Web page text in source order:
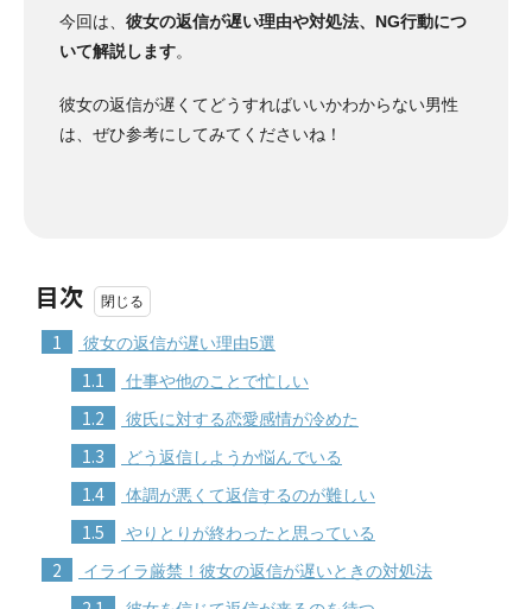
今回は、 彼女の返信が遅い理由や対処法、NG行動につ
いて解説します。
彼女の返信が遅くてどうすればいいかわからない男性
は、ぜひ参考にしてみてくださいね！
目次
1 彼女の返信が遅い理由5選
1.1 仕事や他のことで忙しい
1.2 彼氏に対する恋愛感情が冷めた
1.3 どう返信しようか悩んでいる
1.4 体調が悪くて返信するのが難しい
1.5 やりとりが終わったと思っている
2 イライラ厳禁！彼女の返信が遅いときの対処法